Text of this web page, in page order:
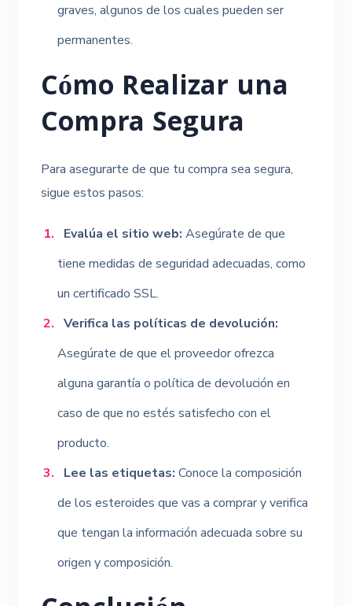
graves, algunos de los cuales pueden ser
permanentes.
Cómo Realizar una
Compra Segura
Para asegurarte de que tu compra sea segura,
sigue estos pasos:
Evalúa el sitio web: Asegúrate de que
tiene medidas de seguridad adecuadas, como
un certificado SSL.
Verifica las políticas de devolución:
Asegúrate de que el proveedor ofrezca
alguna garantía o política de devolución en
caso de que no estés satisfecho con el
producto.
Lee las etiquetas: Conoce la composición
de los esteroides que vas a comprar y verifica
que tengan la información adecuada sobre su
origen y composición.